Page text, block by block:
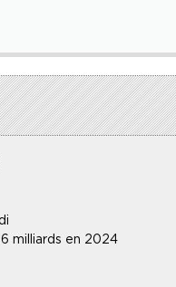
milliards en 2024